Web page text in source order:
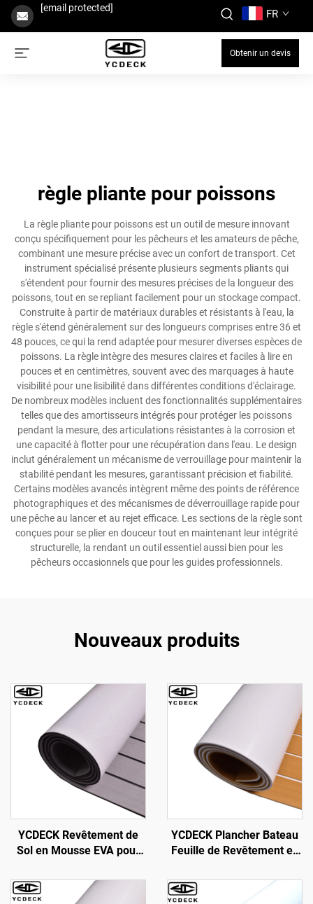
[email protected] FR
Obtenir un devis
règle pliante pour poissons
La règle pliante pour poissons est un outil de mesure innovant
conçu spécifiquement pour les pêcheurs et les amateurs de pêche,
combinant une mesure précise avec un confort de transport. Cet
instrument spécialisé présente plusieurs segments pliants qui
s'étendent pour fournir des mesures précises de la longueur des
poissons, tout en se repliant facilement pour un stockage compact.
Construite à partir de matériaux durables et résistants à l'eau, la
règle s'étend généralement sur des longueurs comprises entre 36 et
48 pouces, ce qui la rend adaptée pour mesurer diverses espèces de
poissons. La règle intègre des mesures claires et faciles à lire en
pouces et en centimètres, souvent avec des marquages à haute
visibilité pour une lisibilité dans différentes conditions d'éclairage.
De nombreux modèles incluent des fonctionnalités supplémentaires
telles que des amortisseurs intégrés pour protéger les poissons
pendant la mesure, des articulations résistantes à la corrosion et
une capacité à flotter pour une récupération dans l'eau. Le design
inclut généralement un mécanisme de verrouillage pour maintenir la
stabilité pendant les mesures, garantissant précision et fiabilité.
Certains modèles avancés intègrent même des points de référence
photographiques et des mécanismes de déverrouillage rapide pour
une pêche au lancer et au rejet efficace. Les sections de la règle sont
conçues pour se plier en douceur tout en maintenant leur intégrité
structurelle, la rendant un outil essentiel aussi bien pour les
pêcheurs occasionnels que pour les guides professionnels.
Nouveaux produits
YCDECK Revêtement de
Sol en Mousse EVA pour
Revêtement de Pont Marin
Autocollant
YCDECK Plancher Bateau
Feuille de Revêtement en
Tapis Marin Moquette
Marine Toits de Glacières